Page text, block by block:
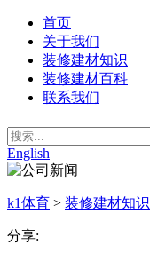
首页
关于我们
装修建材知识
装修建材百科
联系我们
English
k1体育 > 装修建材知识
分享: